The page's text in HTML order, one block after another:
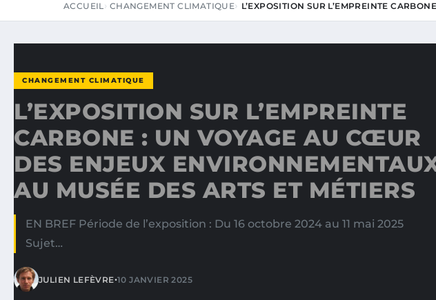
ACCUEIL CHANGEMENT CLIMATIQUE L’EXPOSITION SUR L’EMPREINTE
CHANGEMENT CLIMATIQUE
L’EXPOSITION SUR L’EMPREINTE
CARBONE : UN VOYAGE AU CŒUR
DES ENJEUX
AU MUSÉE DES ARTS ET MÉTIERS
EN BREF Période de l’exposition : Du 16 octobre 2024 au 11 mai 2025
Sujet…
JULIEN LEFÈVRE•10 JANVIER 2025